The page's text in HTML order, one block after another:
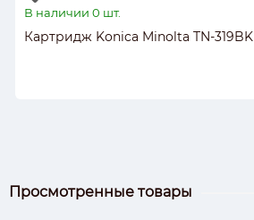
В наличии 0 шт.
Картридж Konica Minolta TN-319BK
Просмотренные товары